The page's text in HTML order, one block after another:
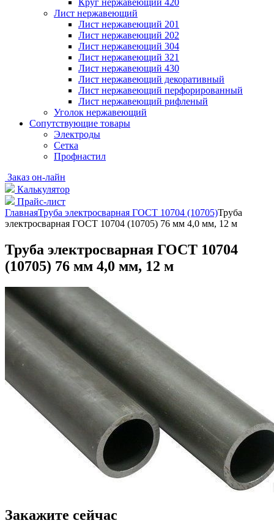
Круг нержавеющий 420
Лист нержавеющий
Лист нержавеющий 201
Лист нержавеющий 202
Лист нержавеющий 304
Лист нержавеющий 321
Лист нержавеющий 430
Лист нержавеющий декоративный
Лист нержавеющий перфорированный
Лист нержавеющий рифленый
Уголок нержавеющий
Cопутствующие товары
Электроды
Сетка
Профнастил
Заказ он-лайн
Калькулятор
Прайс-лист
ГлавнаяТруба электросварная ГОСТ 10704 (10705)Труба
электросварная ГОСТ 10704 (10705) 76 мм 4,0 мм, 12 м
Труба электросварная ГОСТ 10704
(10705) 76 мм 4,0 мм, 12 м
Закажите сейчас